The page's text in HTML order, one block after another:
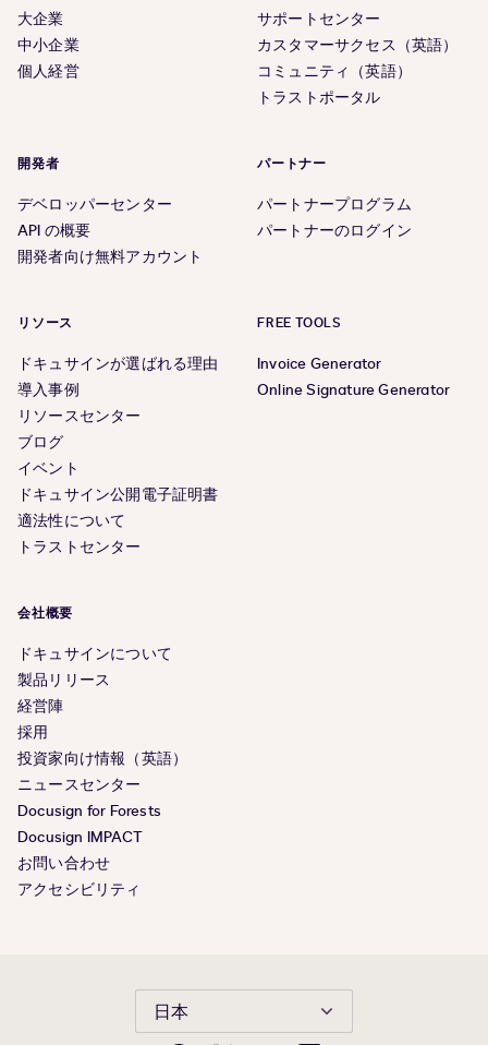
大企業
中小企業
個人経営
サポートセンター
カスタマーサクセス（英語）
コミュニティ（英語）
トラストポータル
開発者
デベロッパーセンター
API の概要
開発者向け無料アカウント
パートナー
パートナープログラム
パートナーのログイン
リソース
ドキュサインが選ばれる理由
導入事例
リソースセンター
ブログ
イベント
ドキュサイン公開電子証明書
適法性について
トラストセンター
FREE TOOLS
Invoice Generator
Online Signature Generator
会社概要
ドキュサインについて
製品リリース
経営陣
採用
投資家向け情報（英語）
ニュースセンター
Docusign for Forests
Docusign IMPACT
お問い合わせ
アクセシビリティ
日本